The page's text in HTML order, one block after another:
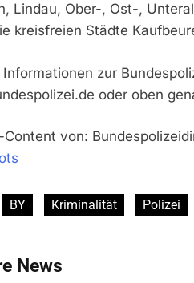
Lindau, Ober-, Ost-,
kreisfreien Städte
zur
oder oben
Content von:
ots
BY Kriminalität Polizei
News